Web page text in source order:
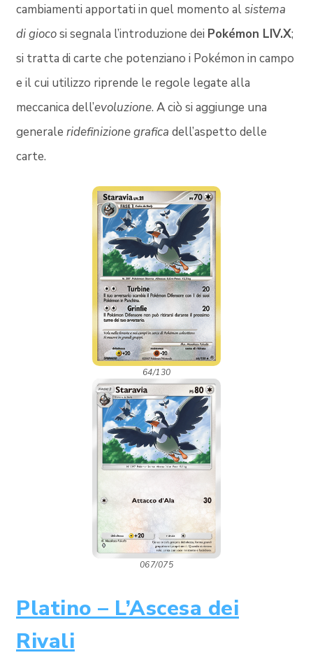
cambiamenti apportati in quel momento alsistema
di giocosi segnala l’introduzione dei Pokémon LIV.X;
si tratta di carte che potenziano i Pokémon in campo
e il cui utilizzo riprende le regole legate alla
meccanica dell’evoluzione. A ciò si aggiunge una
generale ridefinizione grafica dell’aspetto delle
carte.
64/130
067/075
Platino – L’Ascesa dei
Rivali